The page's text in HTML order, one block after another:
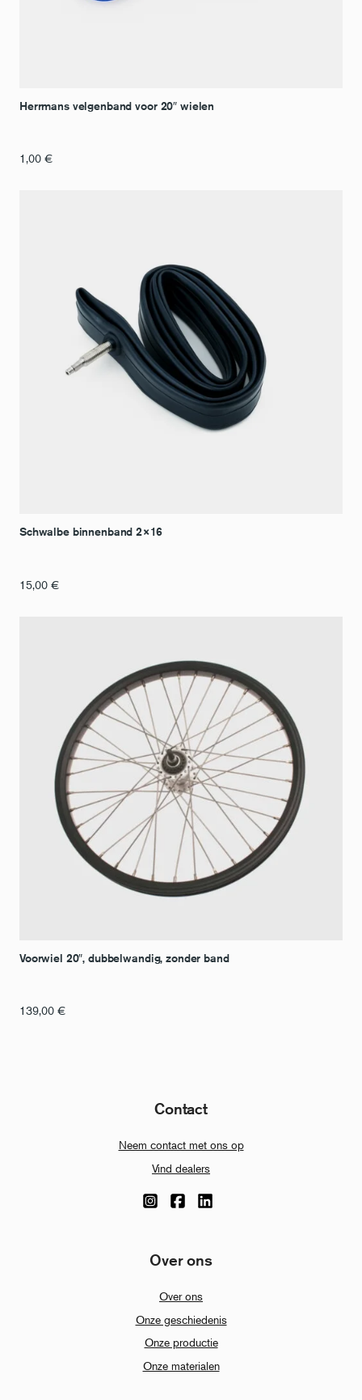
Herrmans velgenband voor 20″ wielen
1,00 €
Schwalbe binnenband 2×16
15,00 €
Voorwiel 20″, dubbelwandig, zonder band
139,00 €
Contact
Neem contact met ons op
Vind dealers
Over ons
Over ons
Onze geschiedenis
Onze productie
Onze materialen